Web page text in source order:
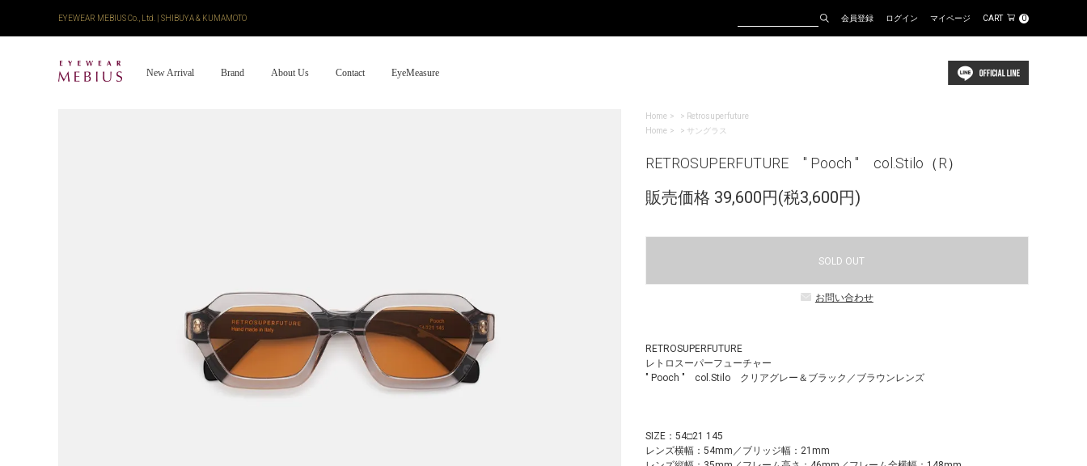
EYEWEAR MEBIUS Co., Ltd. | SHIBUYA & KUMAMOTO 会員登録 ログイン マイページ CART 0
New Arrival Brand About Us Contact EyeMeasure
Home > Retrosuperfuture
Home
> サングラス
RETROSUPERFUTURE " Pooch " col.Stilo（R）
販売価格 39,600円(税3,600円)
SOLD OUT
お問い合わせ
RETROSUPERFUTURE
レトロスーパーフューチャー
" Pooch " col.Stilo クリアグレー＆ブラック／ブラウンレンズ
SIZE：54□21 145
レンズ横幅：54mm／ブリッジ幅：21mm